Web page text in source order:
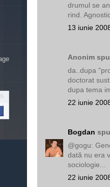
drumul se
rind.
13 iunie
Anonim
da..dupa
doctorat
dupa tema
22 iunie
Bogdan
@gogu:
dată nu era
sociologie...
22 iunie